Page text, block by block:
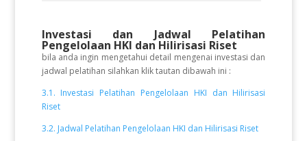
Investasi dan Jadwal Pelatihan
Pengelolaan HKI dan Hilirisasi Riset
bila anda ingin mengetahui detail mengenai investasi dan
jadwal pelatihan silahkan klik tautan dibawah ini :
3.1. Investasi Pelatihan Pengelolaan HKI dan Hilirisasi
Riset
3.2. Jadwal Pelatihan Pengelolaan HKI dan Hilirisasi Riset